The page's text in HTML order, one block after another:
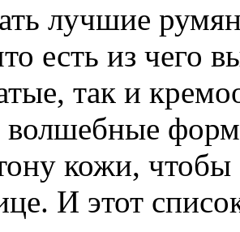
лучшие
есть из чего
так и
волшебные
кожи, чтобы
И этот